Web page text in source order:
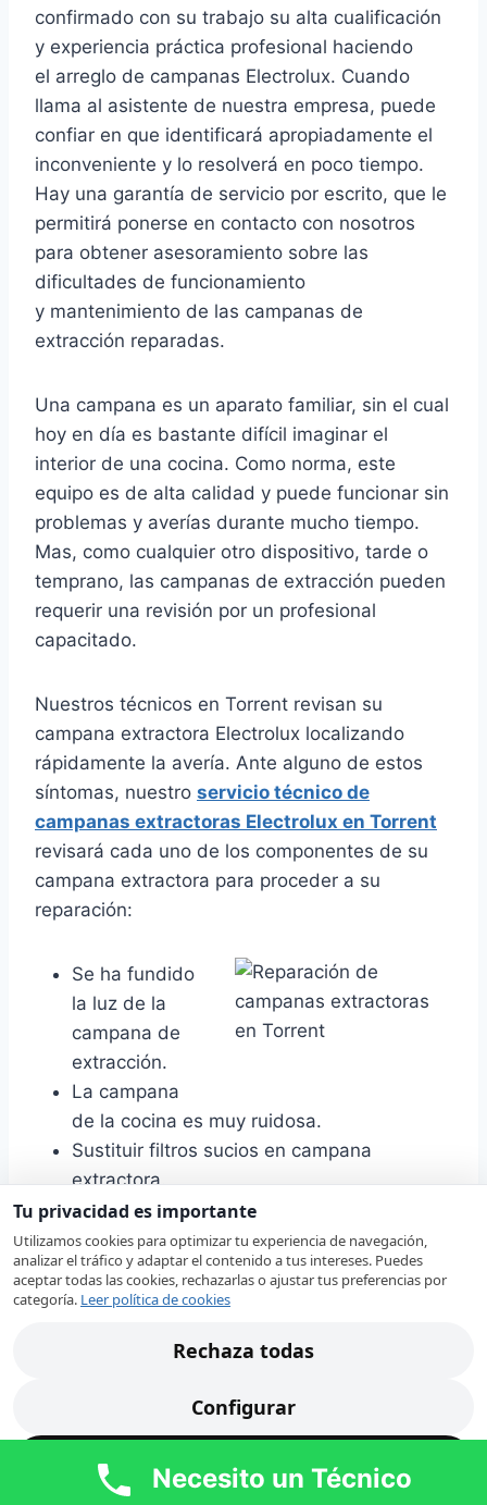
confirmado con su trabajo su alta cualificación
y experiencia práctica profesional haciendo
el arreglo de campanas Electrolux. Cuando
llama al asistente de nuestra empresa, puede
confiar en que identificará apropiadamente el
inconveniente y lo resolverá en poco tiempo.
Hay una garantía de servicio por escrito, que le
permitirá ponerse en contacto con nosotros
para obtener asesoramiento sobre las
dificultades de funcionamiento
y mantenimiento de las campanas de
extracción reparadas.
Una campana es un aparato familiar, sin el cual
hoy en día es bastante difícil imaginar el
interior de una cocina. Como norma, este
equipo es de alta calidad y puede funcionar sin
problemas y averías durante mucho tiempo.
Mas, como cualquier otro dispositivo, tarde o
temprano, las campanas de extracción pueden
requerir una revisión por un profesional
capacitado.
Nuestros técnicos en Torrent revisan su
campana extractora Electrolux localizando
rápidamente la avería. Ante alguno de estos
síntomas, nuestro servicio técnico de
campanas extractoras Electrolux en Torrent
revisará cada uno de los componentes de su
campana extractora para proceder a su
reparación:
Se ha fundido
la luz de la
campana de
extracción.
La campana
de la cocina es muy ruidosa.
Sustituir filtros sucios en campana
extractora.
Instalación de campanas de extracción
para hostelería.
Instalación de tubos de extracción de
humos.
Los botones de control en el panel no
responden.
Fuerte ruido cuando se enciende.
Tu privacidad es importante
Utilizamos cookies para optimizar tu experiencia de navegación,
analizar el tráfico y adaptar el contenido a tus intereses. Puedes
aceptar todas las cookies, rechazarlas o ajustar tus preferencias por
categoría. Leer política de cookies
Rechaza todas
Configurar
Acepta todas
Necesito un Técnico